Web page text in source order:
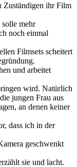
Zuständigen ihr Film
mehr
noch einmal
Filmsets scheitert
und arbeitet
wird. Natürlich
jungen Frau aus
an denen keiner
dass ich in der
geschwenkt
sie und lacht.